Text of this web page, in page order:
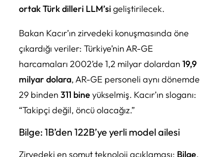
ortak Türk dilleri LLM’sigeliştirilecek.
Bakan Kacır’ın zirvedeki konuşmasında öne
çıkardığı veriler: Türkiye’nin AR-GE
harcamaları 2002’de 1,2 milyar dolardan 19,9
milyar dolara, AR-GE personeli aynı dönemde
29 binden 311 bineyükselmiş. Kacır’ın sloganı:
“Takipçi değil, öncü olacağız.”
Bilge: 1B’den 122B’ye yerli model ailesi
Zirvedeki en somut teknoloji açıklaması: Bilge,